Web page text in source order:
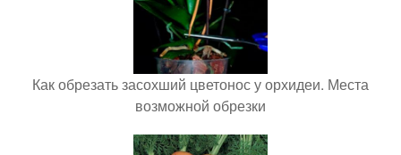
Как обрезать засохший цветонос у орхидеи. Места
возможной обрезки